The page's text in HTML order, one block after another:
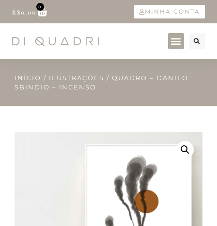
R$0,00
0
MINHA CONTA
INÍCIO / ILUSTRAÇÕES / QUADRO – DANILO
SBINDIO – INCENSO